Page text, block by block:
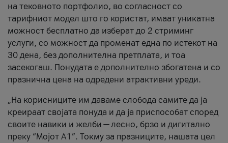
на тековното портфолио, во согласност со
тарифниот модел што го користат, имаат уникатна
можност бесплатно да изберат до 2 стриминг
услуги, со можност да променат една по истекот на
30 дена, без дополнителна претплата, и тоа
засекогаш. Понудата е дополнително збогатена и со
празнична цена на одредени атрактивни уреди.
„На корисниците им даваме слобода самите да ја
креираат својата понуда и да ја приспособат според
своите навики и желби — лесно, брзо и дигитално
преку “Мојот А1”. Токму за празниците, нашата цел